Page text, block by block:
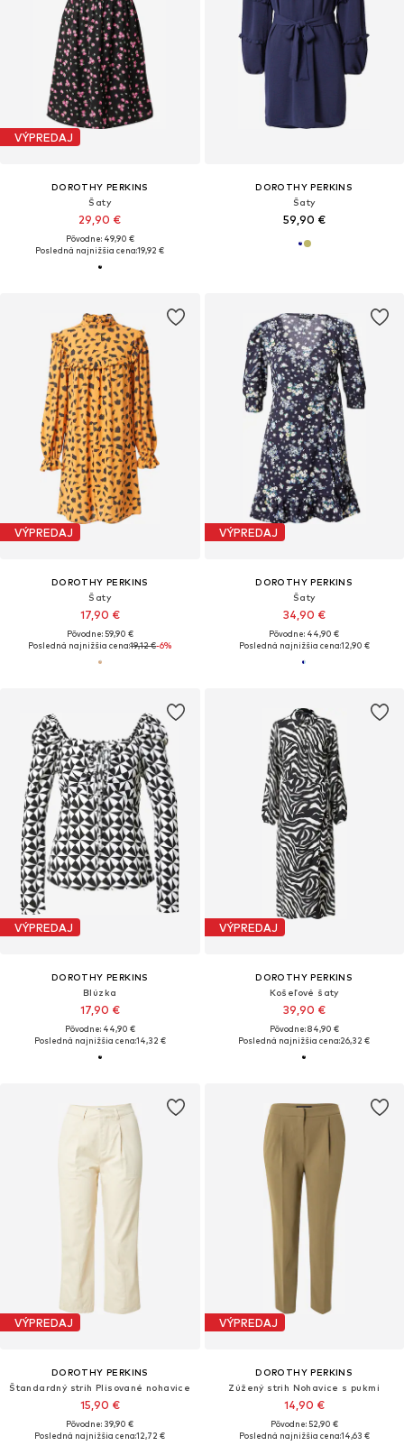
VÝPREDAJ
DOROTHY PERKINS
Šaty
29,90 €
Pôvodne: 49,90 €
Posledná najnižšia cena:19,92 €
DOROTHY PERKINS
Šaty
59,90 €
VÝPREDAJ
DOROTHY PERKINS
Šaty
17,90 €
Pôvodne: 59,90 €
Posledná najnižšia cena:19,12 €-6%
VÝPREDAJ
DOROTHY PERKINS
Šaty
34,90 €
Pôvodne: 44,90 €
Posledná najnižšia cena:12,90 €
VÝPREDAJ
DOROTHY PERKINS
Blúzka
17,90 €
Pôvodne: 44,90 €
Posledná najnižšia cena:14,32 €
VÝPREDAJ
DOROTHY PERKINS
Košeľové šaty
39,90 €
Pôvodne: 84,90 €
Posledná najnižšia cena:26,32 €
VÝPREDAJ
DOROTHY PERKINS
Štandardný strih Plisované nohavice
15,90 €
Pôvodne: 39,90 €
Posledná najnižšia cena:12,72 €
VÝPREDAJ
DOROTHY PERKINS
Zúžený strih Nohavice s pukmi
14,90 €
Pôvodne: 52,90 €
Posledná najnižšia cena:14,63 €